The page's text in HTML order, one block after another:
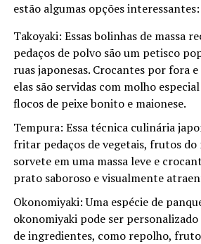
estão algumas opções interessantes:
Takoyaki: Essas bolinhas de massa
pedaços de polvo são um petisco
ruas japonesas. Crocantes por fora
elas são servidas com molho
flocos de peixe bonito e maionese.
Tempura: Essa técnica culinária
fritar pedaços de vegetais, frutos do
sorvete em uma massa leve e
prato saboroso e visualmente
Okonomiyaki: Uma espécie de
okonomiyaki pode ser
de ingredientes, como repolho,